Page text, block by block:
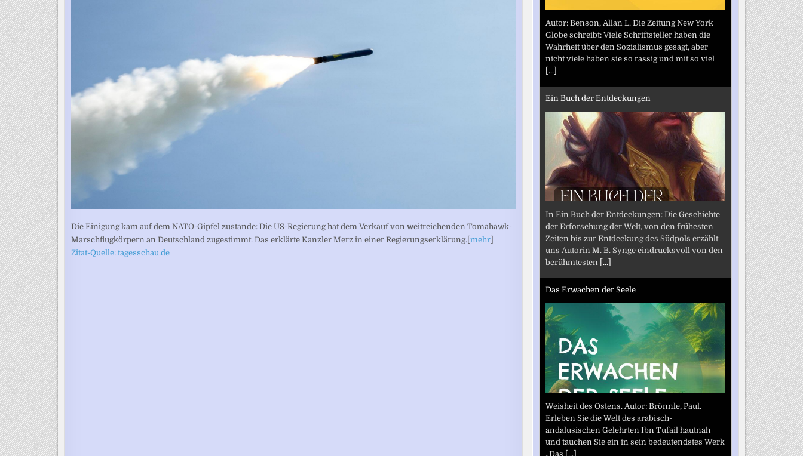
Die Einigung kam auf dem NATO-Gipfel zustande: Die US-Regierung hat dem Verkauf von weitreichenden Tomahawk-
Marschflugkörpern an Deutschland zugestimmt. Das erklärte Kanzler Merz in einer Regierungserklärung.[mehr]
Zitat-Quelle: tagesschau.de
Autor: Benson, Allan L. Die Zeitung New York
Globe schreibt: Viele Schriftsteller haben die
Wahrheit über den Sozialismus gesagt, aber
nicht viele haben sie so rassig und mit so viel
[...]
Ein Buch der Entdeckungen
In Ein Buch der Entdeckungen: Die Geschichte
der Erforschung der Welt, von den frühesten
Zeiten bis zur Entdeckung des Südpols erzählt
uns Autorin M. B. Synge eindrucksvoll von den
berühmtesten [...]
Das Erwachen der Seele
Weisheit des Ostens. Autor: Brönnle, Paul.
Erleben Sie die Welt des arabisch-
andalusischen Gelehrten Ibn Tufail hautnah
und tauchen Sie ein in sein bedeutendstes Werk
„Das [...]